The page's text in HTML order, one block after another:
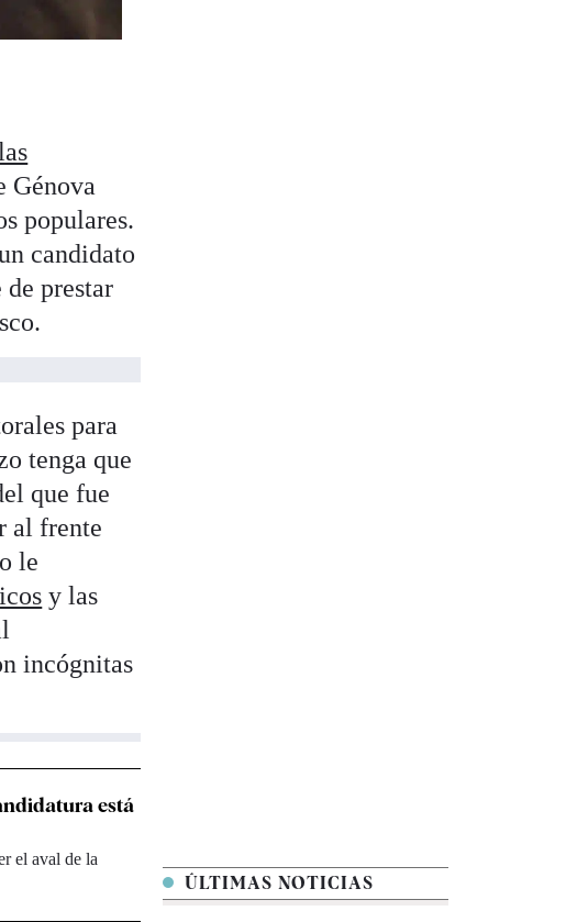
Génova
populares.
candidato
prestar
para
tenga que
que fue
al frente
le
y las
incógnitas
está
el aval de la
ÚLTIMAS NOTICIAS